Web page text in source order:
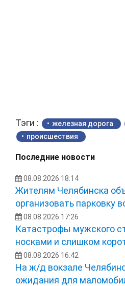
Тэги : железная дорога
происшествия
Последние новости
08.08.2026 18:14
Жителям Челябинска
организовать парковку
08.08.2026 17:26
Катастрофы мужского
носками и слишком
08.08.2026 16:42
На ж/д вокзале
ожидания для